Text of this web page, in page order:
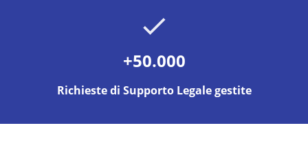
+50.000
Richieste di Supporto Legale gestite